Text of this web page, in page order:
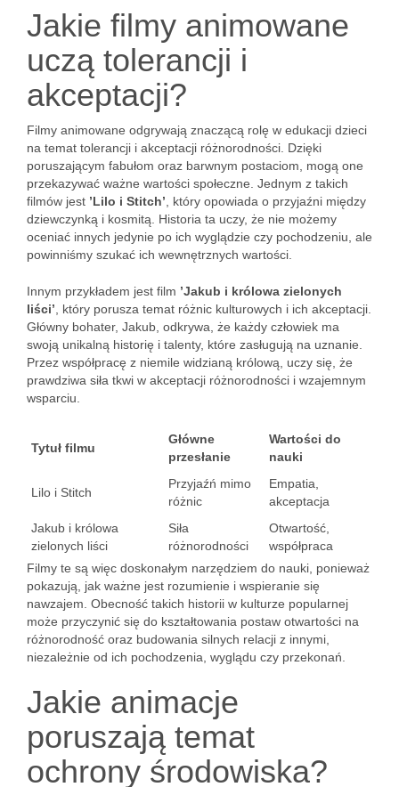
Jakie filmy animowane
uczą tolerancji i
akceptacji?
Filmy animowane odgrywają znaczącą rolę w edukacji dzieci
na temat tolerancji i akceptacji różnorodności. Dzięki
poruszającym fabułom oraz barwnym postaciom, mogą one
przekazywać ważne wartości społeczne. Jednym z takich
filmów jest ’Lilo i Stitch’ , który opowiada o przyjaźni między
dziewczynką i kosmitą. Historia ta uczy, że nie możemy
oceniać innych jedynie po ich wyglądzie czy pochodzeniu, ale
powinniśmy szukać ich wewnętrznych wartości.
Innym przykładem jest film ’Jakub i królowa zielonych
liści’ , który porusza temat różnic kulturowych i ich akceptacji.
Główny bohater, Jakub, odkrywa, że każdy człowiek ma
swoją unikalną historię i talenty, które zasługują na uznanie.
Przez współpracę z niemile widzianą królową, uczy się, że
prawdziwa siła tkwi w akceptacji różnorodności i wzajemnym
wsparciu.
Tytuł filmu
Główne
przesłanie
Wartości do
nauki
Lilo i Stitch
Przyjaźń mimo
różnic
Empatia,
akceptacja
Jakub i królowa
zielonych liści
Siła
różnorodności
Otwartość,
współpraca
Filmy te są więc doskonałym narzędziem do nauki, ponieważ
pokazują, jak ważne jest rozumienie i wspieranie się
nawzajem. Obecność takich historii w kulturze popularnej
może przyczynić się do kształtowania postaw otwartości na
różnorodność oraz budowania silnych relacji z innymi,
niezależnie od ich pochodzenia, wyglądu czy przekonań.
Jakie animacje
poruszają temat
ochrony środowiska?